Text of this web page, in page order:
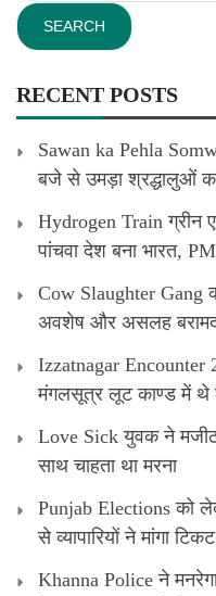
RECENT POSTS
Sawan ka Pehla
बजे से उमड़ा श्रद्धालुओं
Hydrogen Train ग्रीन
पांचवा देश बना भारत,
Cow Slaughter Gang
अवशेष और असलह
Izzatnagar Encounter
मंगलसूत्र लूट काण्‍ड में थे
Love Sick युवक ने
साथ चाहता था मरना
Punjab Elections को
से व्यापारियों ने मांगा टिकट
Khanna Police ने मनरेगा